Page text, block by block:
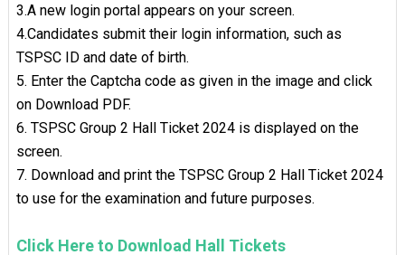
3.A new login portal appears on your screen.
4.Candidates submit their login information, such as
TSPSC ID and date of birth.
5. Enter the Captcha code as given in the image and click
on Download PDF.
6. TSPSC Group 2 Hall Ticket 2024 is displayed on the
screen.
7. Download and print the TSPSC Group 2 Hall Ticket 2024
to use for the examination and future purposes.
Click Here to Download Hall Tickets